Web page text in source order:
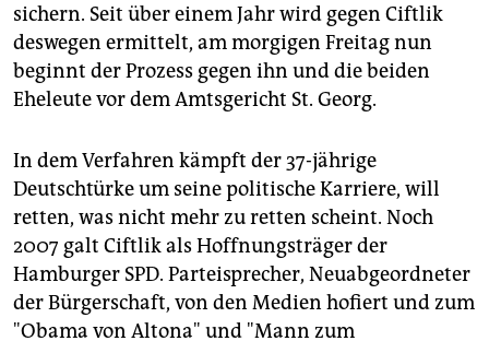
sichern. Seit über einem Jahr wird gegen Ciftlik
deswegen ermittelt, am morgigen Freitag nun
beginnt der Prozess gegen ihn und die beiden
Eheleute vor dem Amtsgericht St. Georg.
In dem Verfahren kämpft der 37-jährige
Deutschtürke um seine politische Karriere, will
retten, was nicht mehr zu retten scheint. Noch
2007 galt Ciftlik als Hoffnungsträger der
Hamburger SPD. Parteisprecher, Neuabgeordneter
der Bürgerschaft, von den Medien hofiert und zum
"Obama von Altona" und "Mann zum